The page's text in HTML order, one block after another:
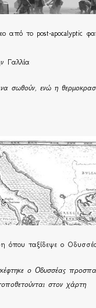
από το post-apocalyptic
Γαλλία
να σωθούν, ενώ η
όπου ταξίδεψε ο
ο Οδυσσέας
στον χάρτη